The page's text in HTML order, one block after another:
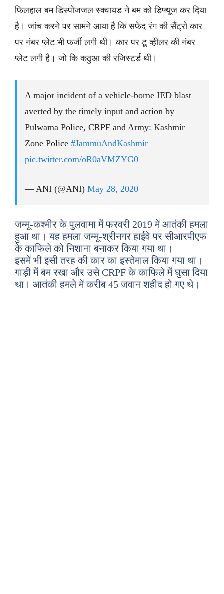
फिलहाल बम डिस्पोजजल स्क्वायड ने बम को डिफ्यूज कर दिया
है। जांच करने पर सामने आया है कि सफेद रंग की सैंट्रो कार
पर नंबर प्लेट भी फर्जी लगी थी। कार पर टू व्हीलर की नंबर
प्लेट लगी है। जो कि कठुआ की रजिस्टर्ड थी।
A major incident of a vehicle-borne IED blast
averted by the timely input and action by
Pulwama Police, CRPF and Army: Kashmir
Zone Police #JammuAndKashmir
pic.twitter.com/oR0aVMZYG0
— ANI (@ANI) May 28, 2020
जम्मू-कश्मीर के पुलवामा में फरवरी 2019 में आतंकी हमला
हुआ था। यह हमला जम्मू-श्रीनगर हाईवे पर सीआरपीएफ
के काफिले को निशाना बनाकर किया गया था।
इसमें भी इसी तरह की कार का इस्तेमाल किया गया था।
गाड़ी में बम रखा और उसे CRPF के काफिले में घुसा दिया
था। आतंकी हमले में करीब 45 जवान शहीद हो गए थे।